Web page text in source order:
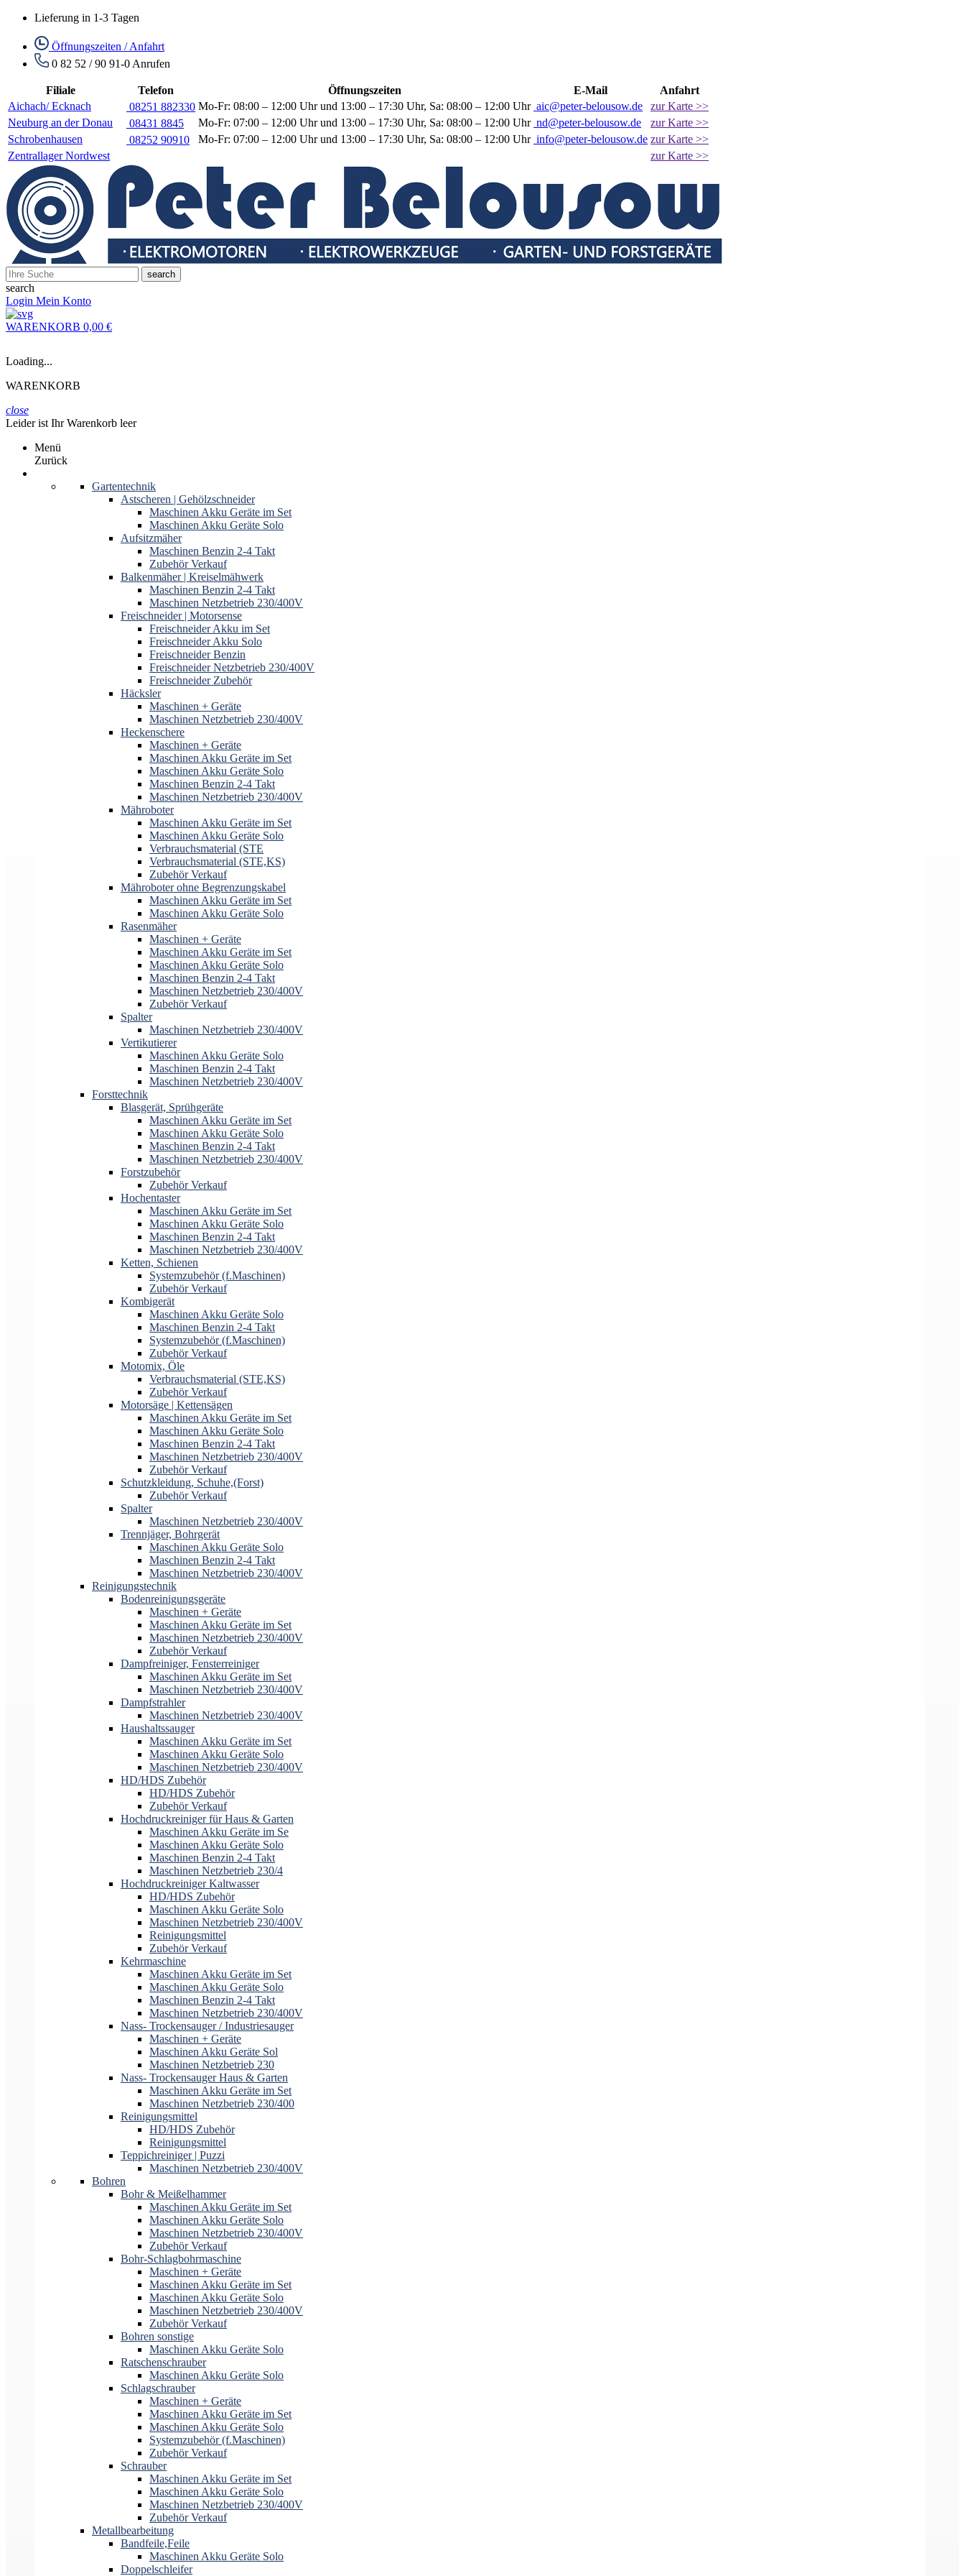
Lieferung in 1-3 Tagen
Öffnungszeiten / Anfahrt
0 82 52 / 90 91-0 Anrufen
Filiale Telefon Öffnungszeiten E-Mail
Anfahrt
Aichach/ Ecknach
08251 882330 Mo-Fr: 08:00 – 12:00 Uhr und 13:00 – 17:30 Uhr, Sa: 08:00 – 12:00 Uhr aic@peter-belousow.de
zur Karte >>
Neuburg an der Donau
08431 8845 Mo-Fr: 07:00 – 12:00 Uhr und 13:00 – 17:30 Uhr, Sa: 08:00 – 12:00 Uhr nd@peter-belousow.de
zur Karte >>
Schrobenhausen
08252 90910 Mo-Fr: 07:00 – 12:00 Uhr und 13:00 – 17:30 Uhr, Sa: 08:00 – 12:00 Uhr info@peter-belousow.de zur Karte >>
Zentrallager Nordwest
zur Karte >>
search
search
Login Mein Konto
WARENKORB 0,00 €
Loading...
WARENKORB
close
Leider ist Ihr Warenkorb leer
Menü
Zurück
Gartentechnik
Astscheren | Gehölzschneider
Maschinen Akku Geräte im Set
Maschinen Akku Geräte Solo
Aufsitzmäher
Maschinen Benzin 2-4 Takt
Zubehör Verkauf
Balkenmäher | Kreiselmähwerk
Maschinen Benzin 2-4 Takt
Maschinen Netzbetrieb 230/400V
Freischneider | Motorsense
Freischneider Akku im Set
Freischneider Akku Solo
Freischneider Benzin
Freischneider Netzbetrieb 230/400V
Freischneider Zubehör
Häcksler
Maschinen + Geräte
Maschinen Netzbetrieb 230/400V
Heckenschere
Maschinen + Geräte
Maschinen Akku Geräte im Set
Maschinen Akku Geräte Solo
Maschinen Benzin 2-4 Takt
Maschinen Netzbetrieb 230/400V
Mähroboter
Maschinen Akku Geräte im Set
Maschinen Akku Geräte Solo
Verbrauchsmaterial (STE
Verbrauchsmaterial (STE,KS)
Zubehör Verkauf
Mähroboter ohne Begrenzungskabel
Maschinen Akku Geräte im Set
Maschinen Akku Geräte Solo
Rasenmäher
Maschinen + Geräte
Maschinen Akku Geräte im Set
Maschinen Akku Geräte Solo
Maschinen Benzin 2-4 Takt
Maschinen Netzbetrieb 230/400V
Zubehör Verkauf
Spalter
Maschinen Netzbetrieb 230/400V
Vertikutierer
Maschinen Akku Geräte Solo
Maschinen Benzin 2-4 Takt
Maschinen Netzbetrieb 230/400V
Forsttechnik
Blasgerät, Sprühgeräte
Maschinen Akku Geräte im Set
Maschinen Akku Geräte Solo
Maschinen Benzin 2-4 Takt
Maschinen Netzbetrieb 230/400V
Forstzubehör
Zubehör Verkauf
Hochentaster
Maschinen Akku Geräte im Set
Maschinen Akku Geräte Solo
Maschinen Benzin 2-4 Takt
Maschinen Netzbetrieb 230/400V
Ketten, Schienen
Systemzubehör (f.Maschinen)
Zubehör Verkauf
Kombigerät
Maschinen Akku Geräte Solo
Maschinen Benzin 2-4 Takt
Systemzubehör (f.Maschinen)
Zubehör Verkauf
Motomix, Öle
Verbrauchsmaterial (STE,KS)
Zubehör Verkauf
Motorsäge | Kettensägen
Maschinen Akku Geräte im Set
Maschinen Akku Geräte Solo
Maschinen Benzin 2-4 Takt
Maschinen Netzbetrieb 230/400V
Zubehör Verkauf
Schutzkleidung, Schuhe,(Forst)
Zubehör Verkauf
Spalter
Maschinen Netzbetrieb 230/400V
Trennjäger, Bohrgerät
Maschinen Akku Geräte Solo
Maschinen Benzin 2-4 Takt
Maschinen Netzbetrieb 230/400V
Reinigungstechnik
Bodenreinigungsgeräte
Maschinen + Geräte
Maschinen Akku Geräte im Set
Maschinen Netzbetrieb 230/400V
Zubehör Verkauf
Dampfreiniger, Fensterreiniger
Maschinen Akku Geräte im Set
Maschinen Netzbetrieb 230/400V
Dampfstrahler
Maschinen Netzbetrieb 230/400V
Haushaltssauger
Maschinen Akku Geräte im Set
Maschinen Akku Geräte Solo
Maschinen Netzbetrieb 230/400V
HD/HDS Zubehör
HD/HDS Zubehör
Zubehör Verkauf
Hochdruckreiniger für Haus & Garten
Maschinen Akku Geräte im Se
Maschinen Akku Geräte Solo
Maschinen Benzin 2-4 Takt
Maschinen Netzbetrieb 230/4
Hochdruckreiniger Kaltwasser
HD/HDS Zubehör
Maschinen Akku Geräte Solo
Maschinen Netzbetrieb 230/400V
Reinigungsmittel
Zubehör Verkauf
Kehrmaschine
Maschinen Akku Geräte im Set
Maschinen Akku Geräte Solo
Maschinen Benzin 2-4 Takt
Maschinen Netzbetrieb 230/400V
Nass- Trockensauger / Industriesauger
Maschinen + Geräte
Maschinen Akku Geräte Sol
Maschinen Netzbetrieb 230
Nass- Trockensauger Haus & Garten
Maschinen Akku Geräte im Set
Maschinen Netzbetrieb 230/400
Reinigungsmittel
HD/HDS Zubehör
Reinigungsmittel
Teppichreiniger | Puzzi
Maschinen Netzbetrieb 230/400V
Bohren
Bohr & Meißelhammer
Maschinen Akku Geräte im Set
Maschinen Akku Geräte Solo
Maschinen Netzbetrieb 230/400V
Zubehör Verkauf
Bohr-Schlagbohrmaschine
Maschinen + Geräte
Maschinen Akku Geräte im Set
Maschinen Akku Geräte Solo
Maschinen Netzbetrieb 230/400V
Zubehör Verkauf
Bohren sonstige
Maschinen Akku Geräte Solo
Ratschenschrauber
Maschinen Akku Geräte Solo
Schlagschrauber
Maschinen + Geräte
Maschinen Akku Geräte im Set
Maschinen Akku Geräte Solo
Systemzubehör (f.Maschinen)
Zubehör Verkauf
Schrauber
Maschinen Akku Geräte im Set
Maschinen Akku Geräte Solo
Maschinen Netzbetrieb 230/400V
Zubehör Verkauf
Metallbearbeitung
Bandfeile,Feile
Maschinen Akku Geräte Solo
Doppelschleifer